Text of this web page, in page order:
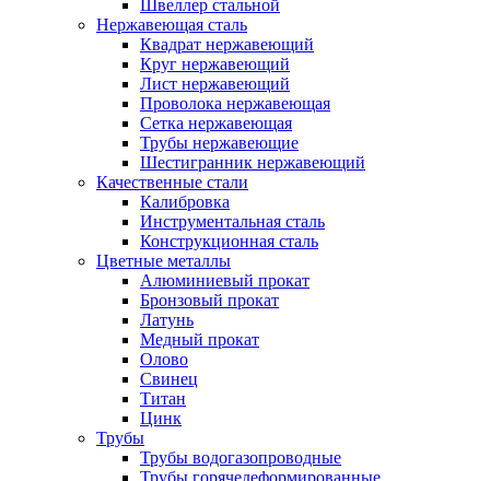
Швеллер стальной
Нержавеющая сталь
Квадрат нержавеющий
Круг нержавеющий
Лист нержавеющий
Проволока нержавеющая
Сетка нержавеющая
Трубы нержавеющие
Шестигранник нержавеющий
Качественные стали
Калибровка
Инструментальная сталь
Конструкционная сталь
Цветные металлы
Алюминиевый прокат
Бронзовый прокат
Латунь
Медный прокат
Олово
Свинец
Титан
Цинк
Трубы
Трубы водогазопроводные
Трубы горячедеформированные